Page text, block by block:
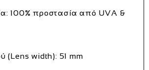
100% προστασία από UVA &
(Lens width): 51 mm